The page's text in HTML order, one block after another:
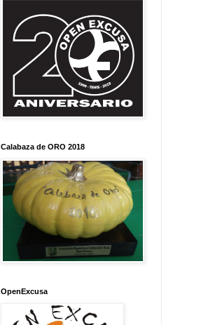
Calabaza de ORO 2018
OpenExcusa